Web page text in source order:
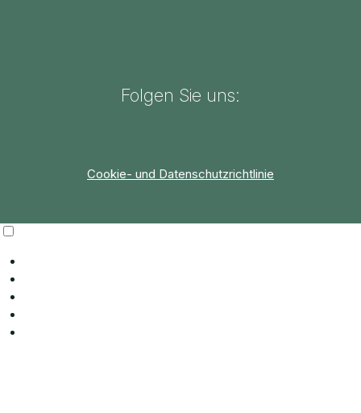
Folgen Sie uns:
Cookie- und Datenschutzrichtlinie